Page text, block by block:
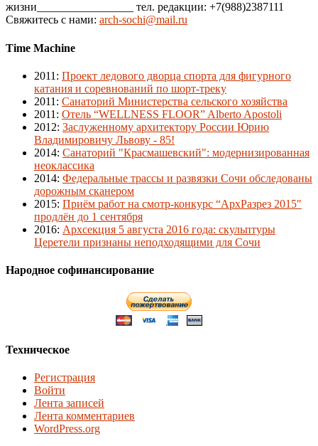
жизни_________________ тел. редакции: +7(988)2387111
Свяжитесь с нами: arch-sochi@mail.ru
Time Machine
2011 : Проект ледового дворца спорта для фигурного
катания и соревнований по шорт-треку
2011 : Санаторий Министерства сельского хозяйства
2011 : Отель “WELLNESS FLOOR” Alberto Apostoli
2012: Заслуженному архитектору России Юрию
Владимировичу Львову - 85!
2014: Санаторий "Красмашевский": модернизированная
неоклассика
2014: Федеральные трассы и развязки Сочи обследованы
дорожным сканером
2015: Приём работ на смотр-конкурс “АрхРазрез 2015″
продлён до 1 сентября
2016: Архсекция 5 августа 2016 года: скульптуры
Церетели признаны неподходящими для Сочи
Народное софинансирование
Техническое
Регистрация
Войти
Лента записей
Лента комментариев
WordPress.org